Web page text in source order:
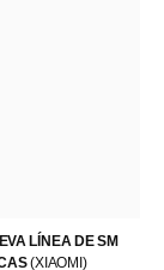
LÍNEA DE SM
(XIAOMI)